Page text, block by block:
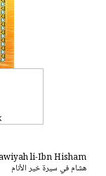
هشام في سيرة خير الأنام